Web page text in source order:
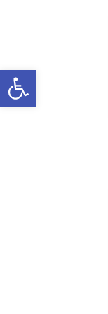
Open toolbar